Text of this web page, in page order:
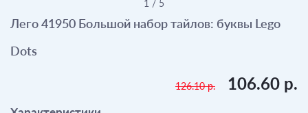
1 / 5
Лего 41950 Большой набор тайлов: буквы Lego
Dots
126.10 р. 106.60 р.